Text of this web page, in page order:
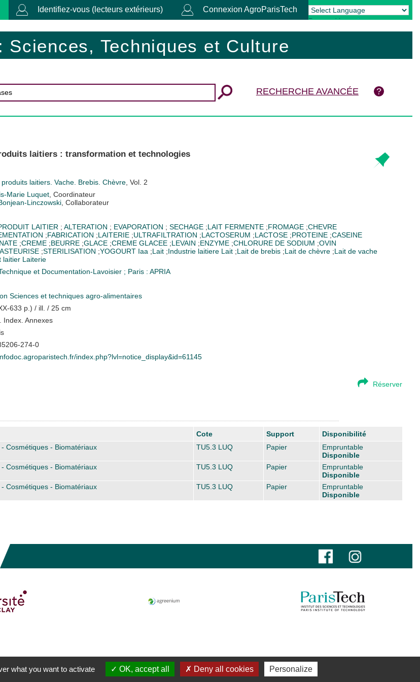
Identifiez-vous (lecteurs extérieurs) Connexion AgroParisTech
Powered by Translate
Sciences, Techniques et Culture
RECHERCHE AVANCÉE
laitiers : transformation et technologies
produits laitiers. Vache. Brebis. Chèvre, Vol. 2
Marie Luquet, Coordinateur
Linczowski, Collaborateur
LAITIER ; ALTERATION ; EVAPORATION ; SECHAGE ;LAIT FERMENTE ;FROMAGE ;CHEVRE
;FABRICATION ;LAITERIE ;ULTRAFILTRATION ;LACTOSERUM ;LACTOSE ;PROTEINE ;CASEINE
;CREME ;BEURRE ;GLACE ;CREME GLACEE ;LEVAIN ;ENZYME ;CHLORURE DE SODIUM ;OVIN
;STERILISATION ;YOGOURT Iaa ;Lait ;Industrie laitiere Lait ;Lait de brebis ;Lait de chèvre ;Lait de vache
laitier Laiterie
et Documentation-Lavoisier ; Paris : APRIA
Sciences et techniques agro-alimentaires
633 p.) / ill. / 25 cm
Index. Annexes
274-0
index.php?lvl=notice_display&id=61145
Réserver
Cote Support
Disponibilité
Cosmétiques - Biomatériaux TU5.3 LUQ Papier
Empruntable
Disponible
Cosmétiques - Biomatériaux TU5.3 LUQ Papier
Empruntable
Disponible
Cosmétiques - Biomatériaux TU5.3 LUQ Papier
Empruntable
Disponible
what you want to activate OK, accept all Deny all cookies Personalize